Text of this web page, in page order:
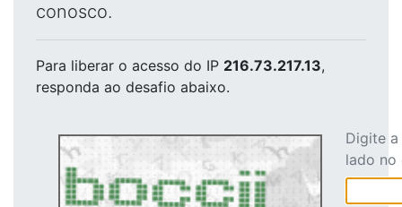
conosco.
Para liberar o acesso do IP 216.73.217.13,
responda ao desafio abaixo.
Digite
lado no